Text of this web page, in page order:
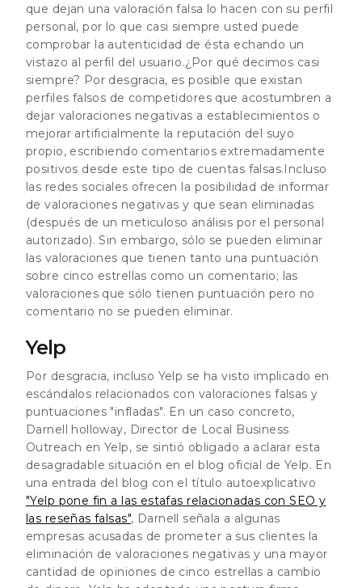
que dejan una valoración falsa lo hacen con su perfil
personal, por lo que casi siempre usted puede
comprobar la autenticidad de ésta echando un
vistazo al perfil del usuario.¿Por qué decimos casi
siempre? Por desgracia, es posible que existan
perfiles falsos de competidores que acostumbren a
dejar valoraciones negativas a establecimientos o
mejorar artificialmente la reputación del suyo
propio, escribiendo comentarios extremadamente
positivos desde este tipo de cuentas falsas.Incluso
las redes sociales ofrecen la posibilidad de informar
de valoraciones negativas y que sean eliminadas
(después de un meticuloso análisis por el personal
autorizado). Sin embargo, sólo se pueden eliminar
las valoraciones que tienen tanto una puntuación
sobre cinco estrellas como un comentario; las
valoraciones que sólo tienen puntuación pero no
comentario no se pueden eliminar.
Yelp
Por desgracia, incluso Yelp se ha visto implicado en
escándalos relacionados con valoraciones falsas y
puntuaciones "infladas". En un caso concreto,
Darnell holloway, Director de Local Business
Outreach en Yelp, se sintió obligado a aclarar esta
desagradable situación en el blog oficial de Yelp. En
una entrada del blog con el título autoexplicativo
"Yelp pone fin a las estafas relacionadas con SEO y
las reseñas falsas", Darnell señala a algunas
empresas acusadas de prometer a sus clientes la
eliminación de valoraciones negativas y una mayor
cantidad de opiniones de cinco estrellas a cambio